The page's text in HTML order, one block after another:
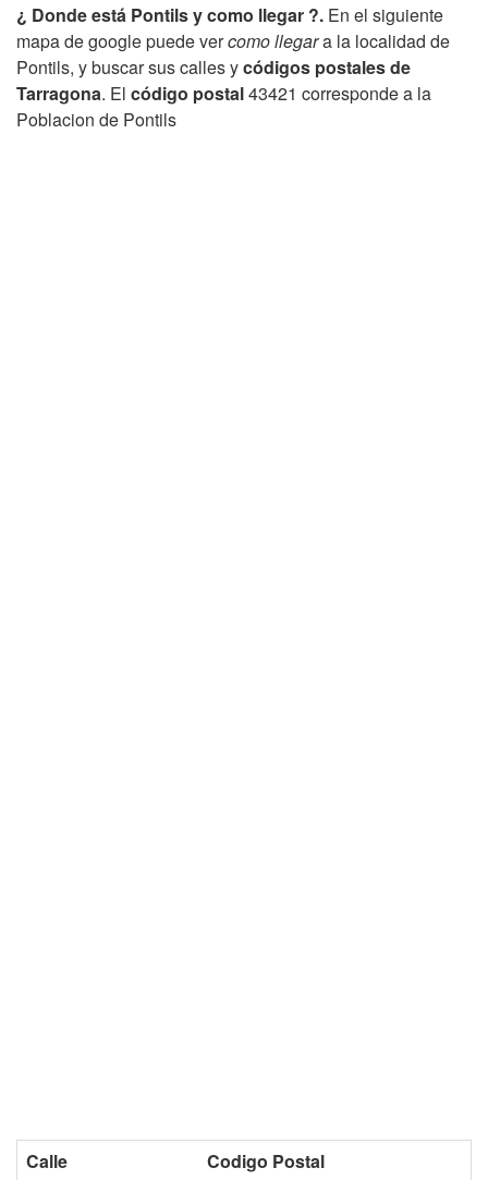
¿ Donde está Pontils y como llegar ?. En el siguiente
mapa de google puede vercomo llegara la localidad de
Pontils, y buscar sus calles ycódigos postales de
Tarragona. El código postal43421 corresponde a la
Poblacion de Pontils
Calle Codigo Postal